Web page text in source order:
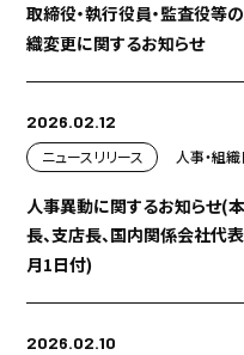
取締役・執行役員・監査役等
織変更に関するお知らせ
2026.02.12
ニュースリリース
人事・組織
人事異動に関するお知らせ(
長、支店長、国内関係会社代
月1日付)
2026.02.10